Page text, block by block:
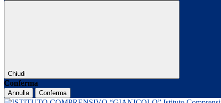
Chiudi
Conferma
Annulla Conferma